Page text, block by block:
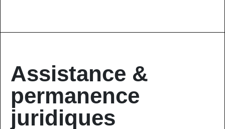
Assistance &
permanence
juridiques